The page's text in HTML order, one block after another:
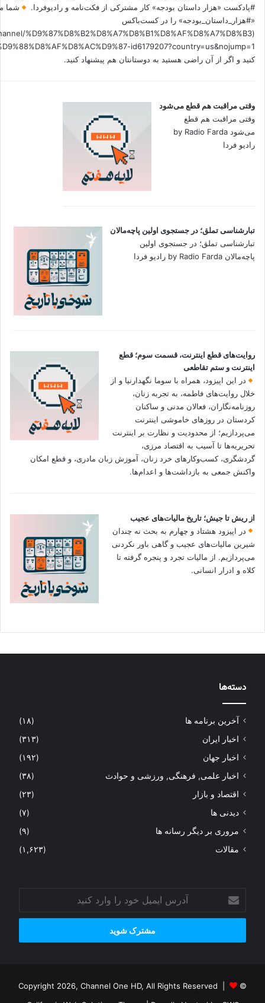
#پادکست «هزار داستان بودجه» کار مشترکی از فکت‌نامه و رادیوفردا.
شما
«#هزار_داستان_بودجه» را در کست‌باکس
%D9%87%D8%B2%D8%A7%D8%B1%D8%AF%D8%A7%D8%B3
کنید و اگر از آن راضی هستید به دوستانتان هم پیشنهاد کنید.
وقتی مراقبت هم قطع می‌شود
وقتی مراقبت هم قطع
می‌شود by Radio Farda
رادیو فردا
تبارشناسی تملق؛ در جستجوی اولین‌ پاچه‌مالان
تبارشناسی تملق؛ در جستجوی اولین‌
پاچه‌مالان by Radio Farda رادیو فردا
روایت‌های قطع اینترنت، قسمت سوم؛ قطع
اینترنت و ستم تقاطعی
در این اپیزود، همراه با سوما نگهدارنیا و از
خلال روایت‌های فاطمه، به تجربه زنان،
روزنامه‌نگاران، فعالان مدنی و ساکنان
کردستان در روزهای خاموشی اینترنت
می‌پردازیم؛ از محدودیت و نظارت بر اینترنت
تحریریه‌ها تا آسیب به اقتصاد مرزی،
گردشگری، کسب‌وکارهای خرد زنان، آموزش زبان مادری، و قطع امکان
واکنش جمعی به بازداشت‌ها و اعدام‌ها.
از ریش تا جیش؛ تاریخ مالیات‌های عجیب
در اپیزود هشتاد و چهارم به بحث نه چندان
شیرین مالیات‌های عجیب و گاهی باور نکردنی‌
می‌پردازیم. از مالیات تجرد و پنجره گرفته تا
کلاه و ادرار انسانی.
دسته‌ها
آخرین برنامه ها
(۱۸)
اخبار ایران
(۳۱۳)
اخبار جهان
(۱۹۲)
اخبار علمی, فرهنگی, ورزشی و حوادث
(۳۸)
اقتصاد و بازار
(۲۳)
دیدنی ها
(۷)
مروری بر دیگر رسانه ها
(۹)
مقالات
(۱,۶۲۳)
ایمیل
خود
وارد
© Copyright 2026, Channel One HD, All Rights Reserved |